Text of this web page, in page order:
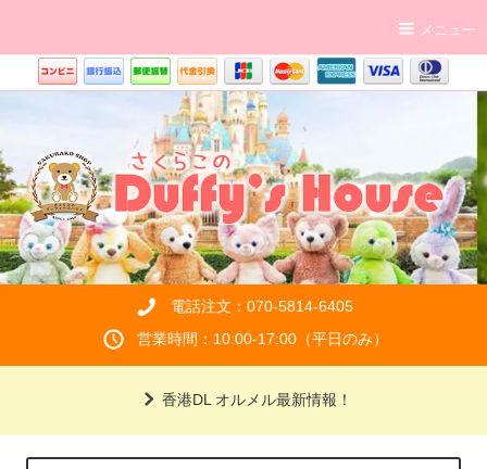
メニュー
電話注文：070-5814-6405
営業時間：10:00-17:00（平日のみ）
香港DL オルメル最新情報！